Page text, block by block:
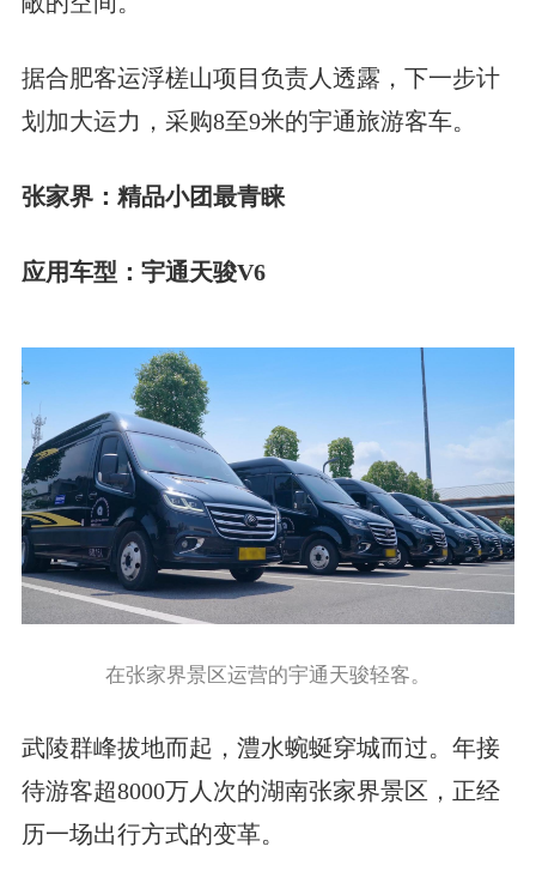
据合肥客运浮槎山项目负责人透露，下一步计
划加大运力，采购8至9米的宇通旅游客车。
张家界：精品小团最青睐
应用车型：宇通天骏V6
在张家界景区运营的宇通天骏轻客。
武陵群峰拔地而起，澧水蜿蜒穿城而过。年接
待游客超8000万人次的湖南张家界景区，正经
历一场出行方式的变革。